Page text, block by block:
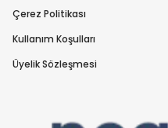
Çerez Politikası
Kullanım Koşulları
Üyelik Sözleşmesi